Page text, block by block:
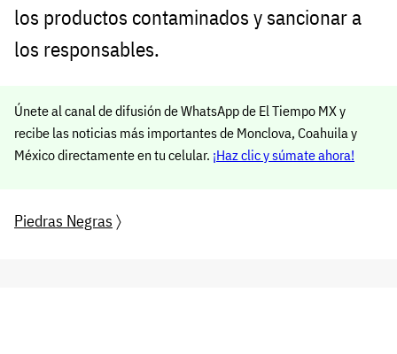
los productos contaminados y sancionar a
los responsables.
Únete al canal de difusión de WhatsApp de El Tiempo MX y
recibe las noticias más importantes de Monclova, Coahuila y
México directamente en tu celular. ¡Haz clic y súmate ahora!
Piedras Negras 〉